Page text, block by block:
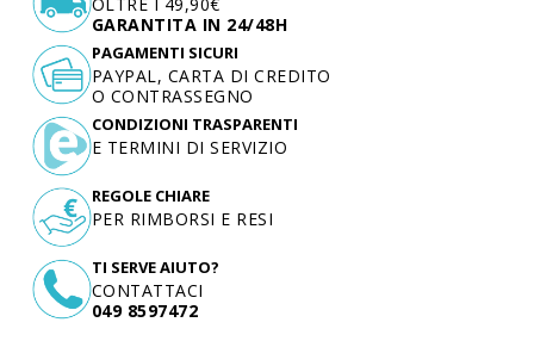
GARANTITA IN 24/48H
TI SERVE AIUTO?
CONTATTACI
049 8597472
PAGAMENTI SICURI
PAYPAL, CARTA DI CREDITO
O CONTRASSEGNO
CONDIZIONI TRASPARENTI
E TERMINI DI SERVIZIO
REGOLE CHIARE
PER RIMBORSI E RESI